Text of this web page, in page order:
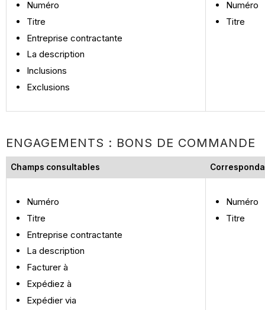
Numéro
Titre
Entreprise contractante
La description
Inclusions
Exclusions
Numéro
Titre
ENGAGEMENTS : BONS DE COMMANDE
Champs consultables
Numéro
Titre
Entreprise contractante
La description
Facturer à
Expédiez à
Expédier via
Numéro
Titre